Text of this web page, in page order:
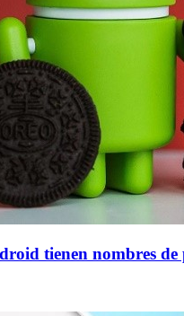
tienen nombres de